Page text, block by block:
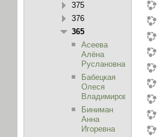
375
376
365
Асеева
Алёна
Руслановна
Бабецкая
Олеся
Владимировна
Биниман
Анна
Игоревна